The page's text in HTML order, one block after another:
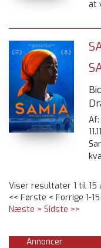
at
Af:
Viser resultater 1 til 15
<< Første < Forrige 1-15
Næste > Sidste >>
Annoncer